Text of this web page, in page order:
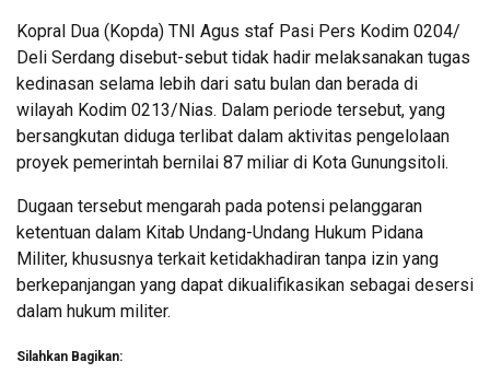
Kopral Dua (Kopda) TNI Agus staf Pasi Pers Kodim 0204/
Deli Serdang disebut-sebut tidak hadir melaksanakan tugas
kedinasan selama lebih dari satu bulan dan berada di
wilayah Kodim 0213/Nias. Dalam periode tersebut, yang
bersangkutan diduga terlibat dalam aktivitas pengelolaan
proyek pemerintah bernilai 87 miliar di Kota Gunungsitoli.
Dugaan tersebut mengarah pada potensi pelanggaran
ketentuan dalam Kitab Undang-Undang Hukum Pidana
Militer, khususnya terkait ketidakhadiran tanpa izin yang
berkepanjangan yang dapat dikualifikasikan sebagai desersi
dalam hukum militer.
Silahkan Bagikan: